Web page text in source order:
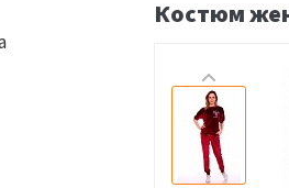
Костюм